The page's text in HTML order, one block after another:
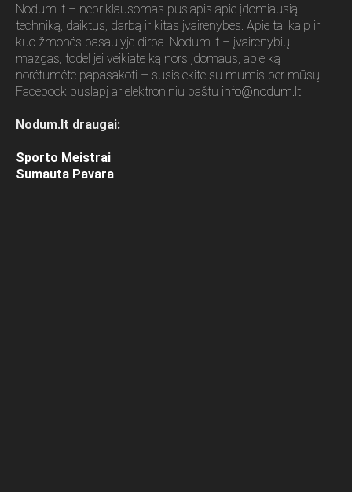
Nodum.lt – nepriklausomas puslapis apie įdomiausią
techniką, daiktus, darbą ir kitas įvairenybes. Apie tai kaip ir
kuo žmonės pasaulyje dirba. Nodum.lt – įvairenybių
mazgas, todėl jei veikiate ką nors įdomaus, apie ką
norėtumėte papasakoti – susisiekite su mumis per mūsų
Facebook puslapį ar elektroniniu paštu info@nodum.lt
Nodum.lt draugai:
Sporto Meistrai
Sumauta Pavara